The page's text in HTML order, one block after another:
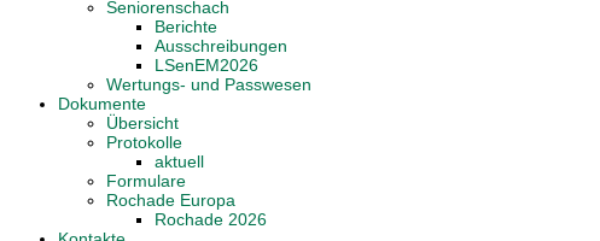
Seniorenschach
Berichte
Ausschreibungen
LSenEM2026
Wertungs- und Passwesen
Dokumente
Übersicht
Protokolle
aktuell
Formulare
Rochade Europa
Rochade 2026